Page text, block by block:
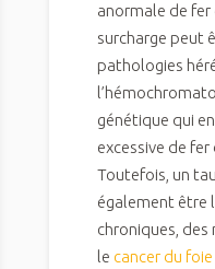
anormale de fer
surcharge peut
pathologies
génétique qui
excessive de
Toutefois, un
également être
chroniques,
le cancer du foie